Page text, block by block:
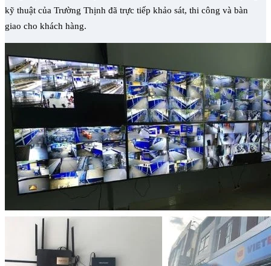
kỹ thuật của Trường Thịnh đã trực tiếp khảo sát, thi công và bàn
giao cho khách hàng.